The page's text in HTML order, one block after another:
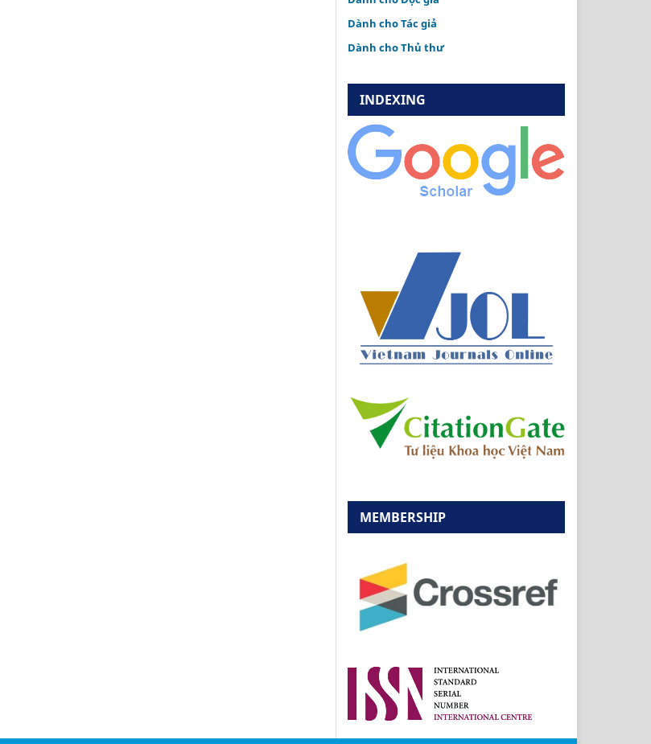
Dành cho Tác giả
Dành cho Thủ thư
INDEXING
MEMBERSHIP